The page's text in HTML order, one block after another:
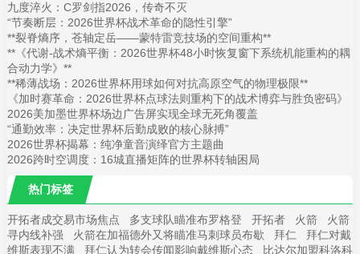
九度淬火：C罗剑指2026，传奇不灭
“节奏断层：2026世界杯战术革命的隐性引擎”
**裂脊熵序，苍轴定岳——蒙特雷竞技场的空间重构**
**《代谢-战术熵平衡：2026世界杯48小时恢复窗下系统机能重构的耦
合动力学》**
**稀薄战场：2026世界杯用球如何对抗高原空气的物理极限**
《加时赛革命：2026世界杯点球法则重构下的战术博弈与胜负密码》
2026美加墨世界杯场边广告屏实现全球无死角覆盖
“通勤效率：决定世界杯后勤成败的核心脉搏”
2026世界杯揭幕：纯净童音演绎官方主题曲
2026跨时空调度：16城直播矩阵的世界杯转轴困局
热门标签
开拓者成交易市场焦点 多支球队瞄准布罗格登 开拓者 火箭
火箭
寻内线补强
火箭在加福德外又将瞄准马刺球员布歇 拜仁
拜仁对戴
维斯表现不满
拜仁认为转会传闻影响戴维斯心态 比达尔加盟科洛科